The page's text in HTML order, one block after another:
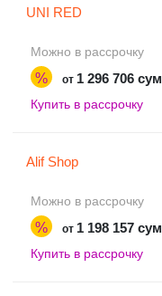
UNI RED
Можно в рассрочку
% от 1 296 706 сум
Купить в рассрочку
Alif Shop
Можно в рассрочку
% от 1 198 157 сум
Купить в рассрочку